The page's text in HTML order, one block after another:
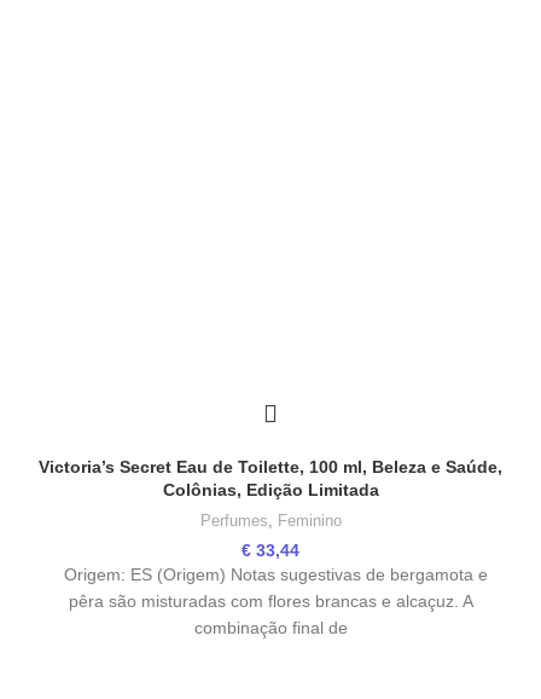
Victoria’s Secret Eau de Toilette, 100 ml, Beleza e Saúde,
Colônias, Edição Limitada
Perfumes Feminino
€ 33,44
Origem: ES (Origem) Notas sugestivas de bergamota e
pêra são misturadas com flores brancas e alcaçuz. A
combinação final de